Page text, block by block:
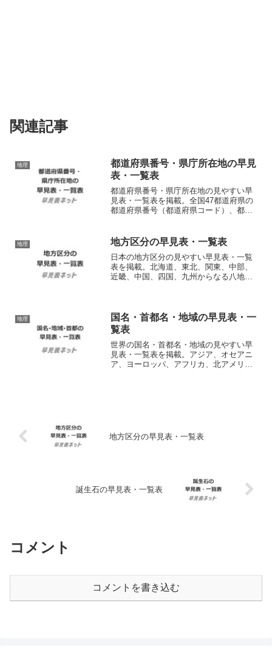
関連記事
地理
都道府県番号・県庁所在地の早見
表・一覧表
都道府県番号・県庁所在地の見やすい早
見表・一覧表を掲載。全国47都道府県の
都道府県番号（都道府県コード）、都道
して使えるシンプルな印刷用PDFファイ
ルも提供。
地理 地方区分の早見表・一覧表
日本の地方区分の見やすい早見表・一覧
表を掲載。北海道、東北、関東、中部、
近畿、中国、四国、九州からなる八地方
用PDFファイルも提供。
地理
国名・首都名・地域の早見表・一
覧表
世界の国名・首都名・地域の見やすい早
見表・一覧表を掲載。アジア、オセアニ
ア、ヨーロッパ、アフリカ、北アメリ
地方区分の早見表・一覧表
誕生石の早見表・一覧表
コメント
コメントを書き込む